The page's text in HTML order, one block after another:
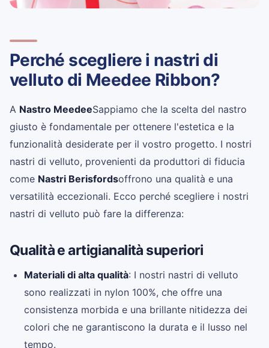
Perché scegliere i nastri di
velluto di Meedee Ribbon?
A Nastro MeedeeSappiamo che la scelta del nastro
giusto è fondamentale per ottenere l'estetica e la
funzionalità desiderate per il vostro progetto. I nostri
nastri di velluto, provenienti da produttori di fiducia
come Nastri Berisfordsoffrono una qualità e una
versatilità eccezionali. Ecco perché scegliere i nostri
nastri di velluto può fare la differenza:
Qualità e artigianalità superiori
Materiali di alta qualità: I nostri nastri di velluto
sono realizzati in nylon 100%, che offre una
consistenza morbida e una brillante nitidezza dei
colori che ne garantiscono la durata e il lusso nel
tempo.